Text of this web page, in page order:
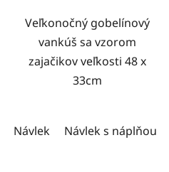
Veľkonočný gobelínový
vankúš sa vzorom
zajačikov veľkosti 48 x
33cm
Návlek Návlek s náplňou